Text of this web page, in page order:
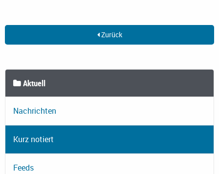
Zurück
Aktuell
Nachrichten
Kurz notiert
Feeds